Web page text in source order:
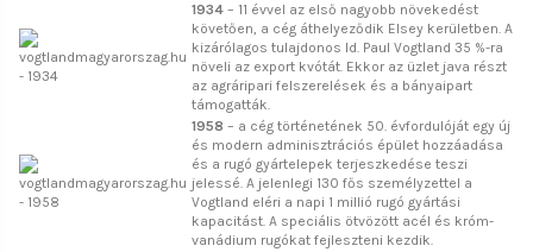
1934 – 11 évvel az első nagyobb növekedést
követően, a cég áthelyeződik Elsey kerületben. A
kizárólagos tulajdonos Id. Paul Vogtland 35 %-ra
növeli az export kvótát. Ekkor az üzlet java részt
az agráripari felszerelések és a bányaipart
támogatták.
1958 – a cég történetének 50. évfordulóját egy új
és modern adminisztrációs épület hozzáadása
és a rugó gyártelepek terjeszkedése teszi
jelessé. A jelenlegi 130 fős személyzettel a
Vogtland eléri a napi 1 millió rugó gyártási
kapacitást. A speciális ötvözött acél és króm-
vanádium rugókat fejleszteni kezdik.